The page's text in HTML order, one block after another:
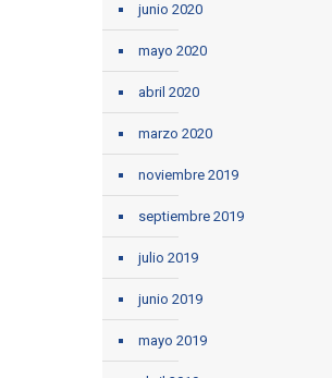
junio 2020
mayo 2020
abril 2020
marzo 2020
noviembre 2019
septiembre 2019
julio 2019
junio 2019
mayo 2019